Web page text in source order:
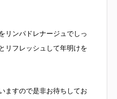
リンパドレナージュでしっ
リフレッシュして年明けを
ますので是非お待ちしてお